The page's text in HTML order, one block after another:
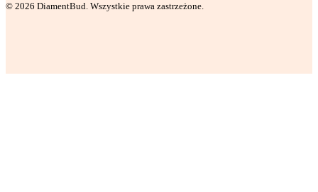
© 2026 DiamentBud. Wszystkie prawa zastrzeżone.